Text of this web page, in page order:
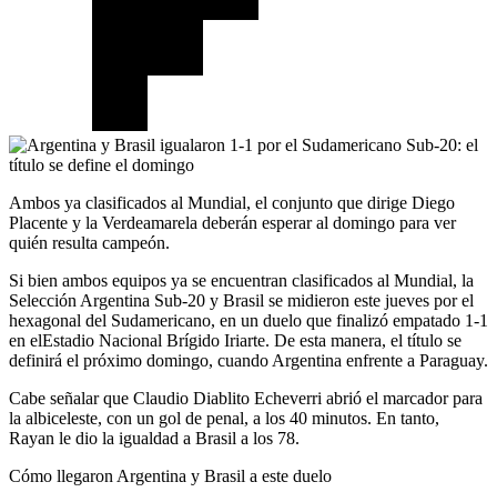
Ambos ya clasificados al Mundial, el conjunto que dirige Diego
Placente y la Verdeamarela deberán esperar al domingo para ver
quién resulta campeón.
Si bien ambos equipos ya se encuentran clasificados al Mundial, la
Selección Argentina Sub-20 y Brasil se midieron este jueves por el
hexagonal del Sudamericano, en un duelo que finalizó empatado 1-1
en elEstadio Nacional Brígido Iriarte. De esta manera, el título se
definirá el próximo domingo, cuando Argentina enfrente a Paraguay.
Cabe señalar que Claudio Diablito Echeverri abrió el marcador para
la albiceleste, con un gol de penal, a los 40 minutos. En tanto,
Rayan le dio la igualdad a Brasil a los 78.
Cómo llegaron Argentina y Brasil a este duelo